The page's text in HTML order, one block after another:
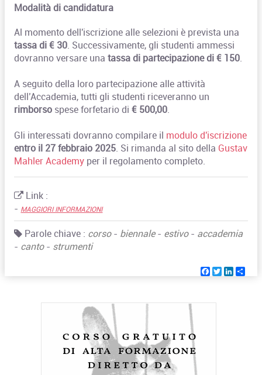
Modalità di candidatura
Al momento dell'iscrizione alle selezioni è prevista una
tassa di € 30. Successivamente, gli studenti ammessi
dovranno versare unatassa di partecipazione di € 150.
A seguito della loro partecipazione alle attività
dell’Accademia, tutti gli studenti riceveranno un
rimborso spese forfetario di€ 500,00.
Gli interessati dovranno compilare il modulo d'iscrizione
entro il 27 febbraio 2025. Si rimanda al sito della Gustav
Mahler Academy per il regolamento completo.
Link :
- MAGGIORI INFORMAZIONI
Parole chiave : corso- biennale- estivo- accademia
- canto- strumenti
Facebook
Twitter